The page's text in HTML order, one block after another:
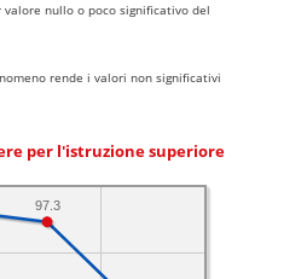
nullo o poco significativo del
rende i valori non significativi
per l'istruzione superiore
97.3